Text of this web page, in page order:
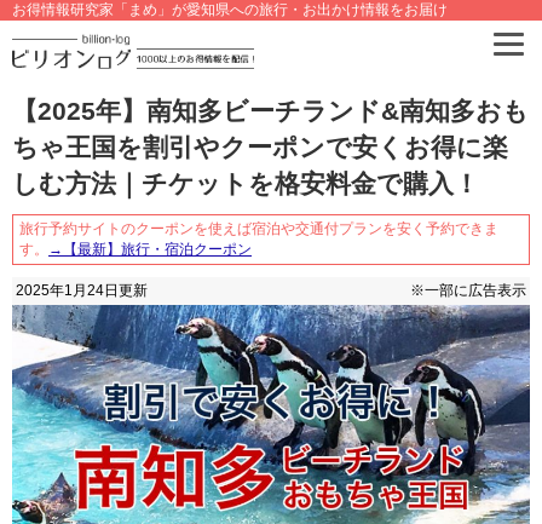
お得情報研究家「まめ」が愛知県への旅行・お出かけ情報をお届け
【2025年】南知多ビーチランド&南知多おも
ちゃ王国を割引やクーポンで安くお得に楽
しむ方法｜チケットを格安料金で購入！
旅行予約サイトのクーポンを使えば宿泊や交通付プランを安く予約できま
す。
→【最新】旅行・宿泊クーポン
2025年1月24日 更新 ※一部に広告表示